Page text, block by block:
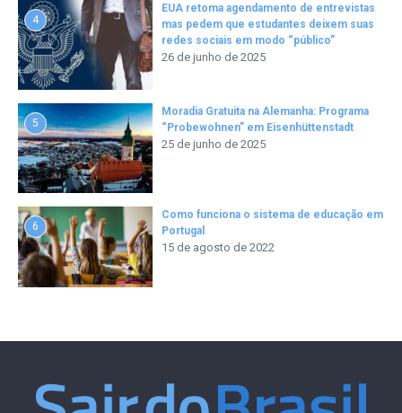
4
EUA retoma agendamento de entrevistas
mas pedem que estudantes deixem suas
redes sociais em modo “público”
26 de junho de 2025
5
Moradia Gratuita na Alemanha: Programa
“Probewohnen” em Eisenhüttenstadt
25 de junho de 2025
6
Como funciona o sistema de educação em
Portugal
15 de agosto de 2022